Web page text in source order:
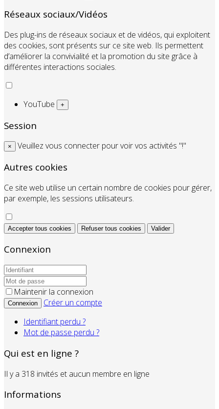
Réseaux sociaux/Vidéos
Des plug-ins de réseaux sociaux et de vidéos, qui exploitent
des cookies, sont présents sur ce site web. Ils permettent
d’améliorer la convivialité et la promotion du site grâce à
différentes interactions sociales.
YouTube +
Session
× Veuillez vous connecter pour voir vos activités "!"
Autres cookies
Ce site web utilise un certain nombre de cookies pour gérer,
par exemple, les sessions utilisateurs.
Accepter tous cookies Refuser tous cookies Valider
Connexion
Maintenir la connexion
Connexion
Créer un compte
Identifiant perdu ?
Mot de passe perdu ?
Qui est en ligne ?
Il y a 318 invités et aucun membre en ligne
Informations